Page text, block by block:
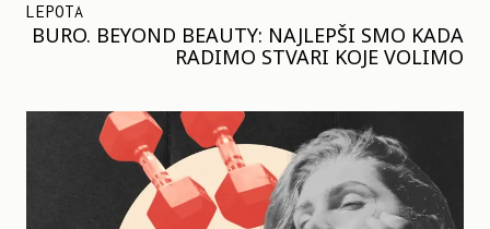
LEPOTA
BURO. BEYOND BEAUTY: NAJLEPŠI SMO KADA
RADIMO STVARI KOJE VOLIMO